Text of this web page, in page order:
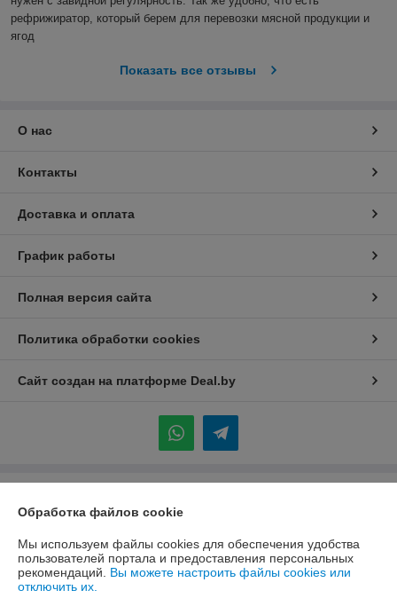
рефрижиратор, который берем для перевозки мясной продукции и
ягод
Показать все отзывы
О нас
Контакты
Доставка и оплата
График работы
Полная версия сайта
Политика обработки cookies
Сайт создан на платформе Deal.by
Иванович
г. Минск, ул. Солтыса, 36 кв 101
Регистрационный номер ЕГР: 192311004
Обработка файлов cookie
Мы используем файлы cookies для обеспечения удобства
пользователей портала и предоставления персональных
рекомендаций. Вы можете настроить файлы cookies или
отключить их.